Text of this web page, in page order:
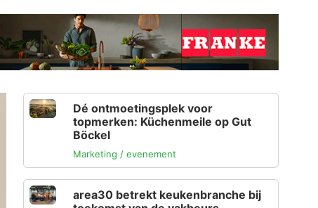
Dé ontmoetingsplek voor
topmerken: Küchenmeile op Gut
Böckel
Marketing / evenement
area30 betrekt keukenbranche bij